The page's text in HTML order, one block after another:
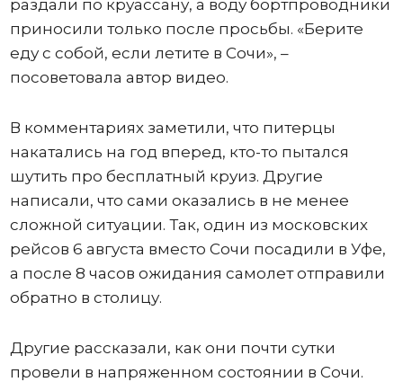
раздали по круассану, а воду бортпроводники
приносили только после просьбы. «Берите
еду с собой, если летите в Сочи», –
посоветовала автор видео.
В комментариях заметили, что питерцы
накатались на год вперед, кто-то пытался
шутить про бесплатный круиз. Другие
написали, что сами оказались в не менее
сложной ситуации. Так, один из московских
рейсов 6 августа вместо Сочи посадили в Уфе,
а после 8 часов ожидания самолет отправили
обратно в столицу.
Другие рассказали, как они почти сутки
провели в напряженном состоянии в Сочи.